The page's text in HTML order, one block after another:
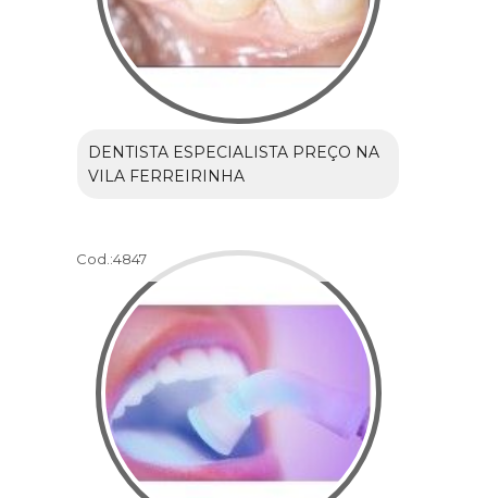
DENTISTA ESPECIALISTA PREÇO NA
VILA FERREIRINHA
Cod.:4847